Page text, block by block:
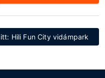
Hili Fun City vidámpark